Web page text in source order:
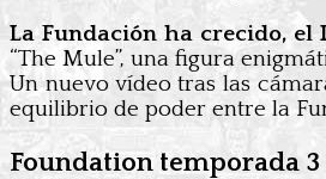
La Fundación ha crecido, el
“The Mule”, una figura
Un nuevo vídeo tras las
equilibrio de poder entre la
Foundation temporada 3